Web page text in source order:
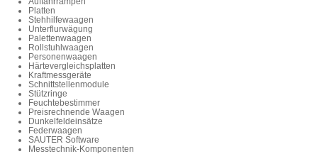
Platten
Stehhilfewaagen
Unterflurwägung
Palettenwaagen
Rollstuhlwaagen
Personenwaagen
Härtevergleichsplatten
Kraftmessgeräte
Schnittstellenmodule
Stützringe
Feuchtebestimmer
Preisrechnende Waagen
Dunkelfeldeinsätze
Federwaagen
SAUTER Software
Messtechnik-Komponenten